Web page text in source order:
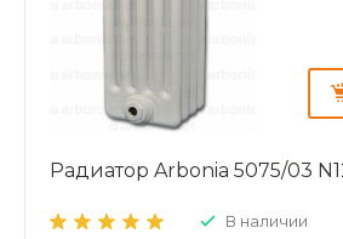
Радиатор Arbonia 5075/03
В наличии